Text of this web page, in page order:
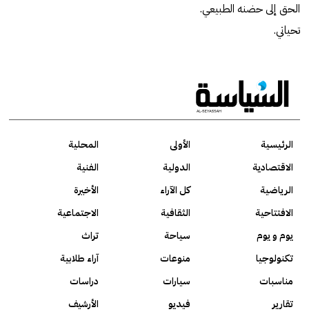
الحق إلى حضنه الطبيعي.
تحياتي.
الرئيسية الأولى
المحلية
الاقتصادية
الدولية
الفنية
الرياضية
كل الآراء
الأخيرة
الافتتاحية
الثقافية
الاجتماعية
يوم و يوم
سياحة
تراث
تكنولوجيا
منوعات
آراء طلابية
مناسبات
سيارات
دراسات
تقارير
فيديو الأرشيف